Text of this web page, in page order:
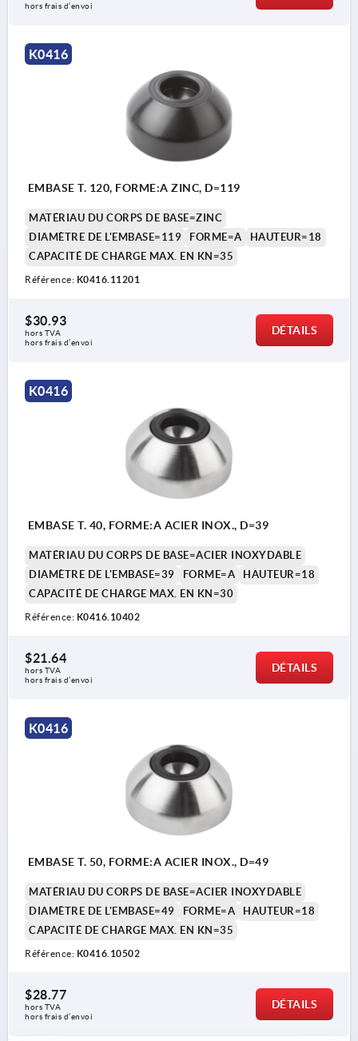
hors frais d’envoi
K0416
EMBASE T. 120, FORME:A ZINC, D=119
MATÉRIAU DU CORPS DE BASE=ZINC
DIAMÈTRE DE L'EMBASE=119
FORME=A
HAUTEUR=18
CAPACITÉ DE CHARGE MAX. EN KN=35
Référence: K0416.11201
$30.93
hors TVA
hors frais d’envoi
DÉTAILS
K0416
EMBASE T. 40, FORME:A ACIER INOX., D=39
MATÉRIAU DU CORPS DE BASE=ACIER INOXYDABLE
DIAMÈTRE DE L'EMBASE=39
FORME=A
HAUTEUR=18
CAPACITÉ DE CHARGE MAX. EN KN=30
Référence: K0416.10402
$21.64
hors TVA
hors frais d’envoi
DÉTAILS
K0416
EMBASE T. 50, FORME:A ACIER INOX., D=49
MATÉRIAU DU CORPS DE BASE=ACIER INOXYDABLE
DIAMÈTRE DE L'EMBASE=49
FORME=A
HAUTEUR=18
CAPACITÉ DE CHARGE MAX. EN KN=35
Référence: K0416.10502
$28.77
hors TVA
hors frais d’envoi
DÉTAILS